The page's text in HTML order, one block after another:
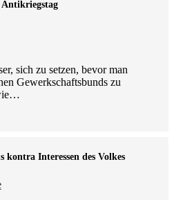
sich zu setzen, bevor man
Gewerkschaftsbunds zu
Inte­ressen des Volkes